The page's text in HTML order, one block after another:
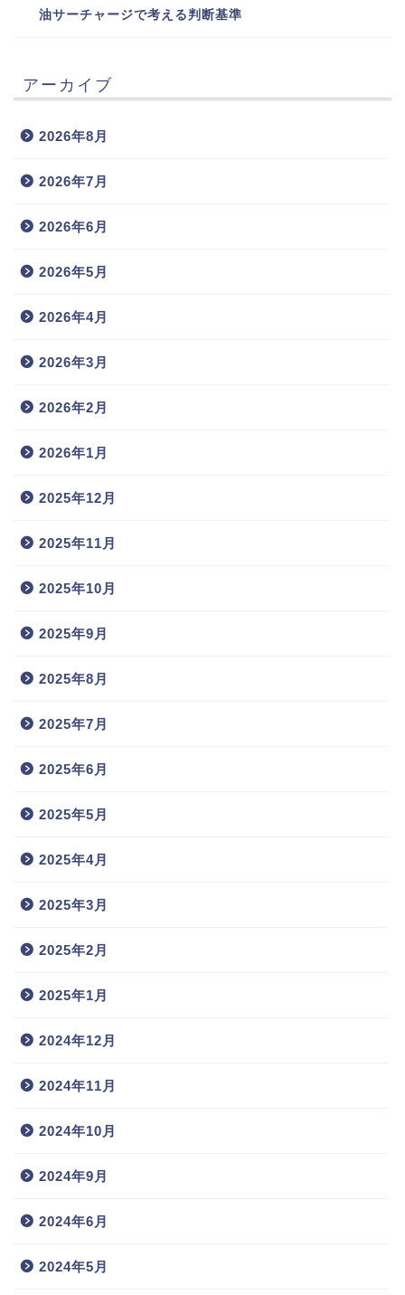
油サーチャージで考える判断基準
アーカイブ
2026年8月
2026年7月
2026年6月
2026年5月
2026年4月
2026年3月
2026年2月
2026年1月
2025年12月
2025年11月
2025年10月
2025年9月
2025年8月
2025年7月
2025年6月
2025年5月
2025年4月
2025年3月
2025年2月
2025年1月
2024年12月
2024年11月
2024年10月
2024年9月
2024年6月
2024年5月